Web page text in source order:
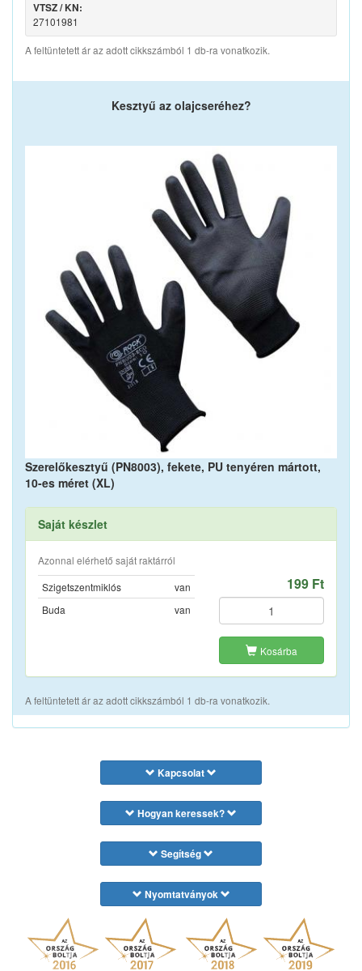
VTSZ / KN:
27101981
A feltüntetett ár az adott cikkszámból 1 db-ra vonatkozik.
Kesztyű az olajcseréhez?
Szerelőkesztyű (PN8003), fekete, PU tenyéren mártott,
10-es méret (XL)
Saját készlet
Azonnal elérhető saját raktárról
Szigetszentmiklós
van
Buda
van
199 Ft
Kosárba
A feltüntetett ár az adott cikkszámból 1 db-ra vonatkozik.
Kapcsolat
Hogyan keressek?
Segítség
Nyomtatványok